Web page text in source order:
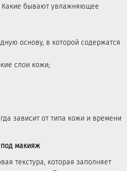
Какие бывают увлажняющее
основу, в которой содержатся
слои кожи;
зависит от типа кожи и времени
макияж
текстура, которая заполняет